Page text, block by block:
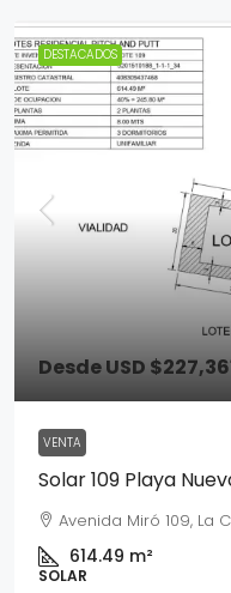
DESTACADOS
DesdeUSD
VENTA
Solar 109 Playa
Avenida Miró 109, La
614.49 m²
SOLAR